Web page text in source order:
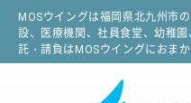
MOSウイングは福岡県北九州市
設、医療機関、社員食堂、幼稚
託・請負はMOSウイングにおまか